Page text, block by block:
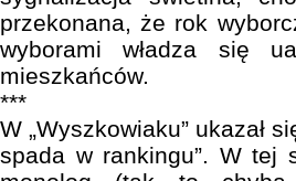
przekonana, że rok
wyborami władza się
mieszkańców.
***
W „Wyszkowiaku” ukazał
spada w rankingu”. W tej